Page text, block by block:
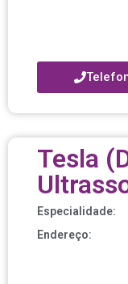
Tesla
Especialidade:
Endereço: